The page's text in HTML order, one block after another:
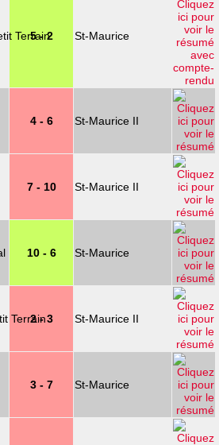
5 - 2 St-Maurice
4 - 6 St-Maurice II
7 - 10 St-Maurice II
10 - 6 St-Maurice
2 - 3 St-Maurice II
3 - 7 St-Maurice